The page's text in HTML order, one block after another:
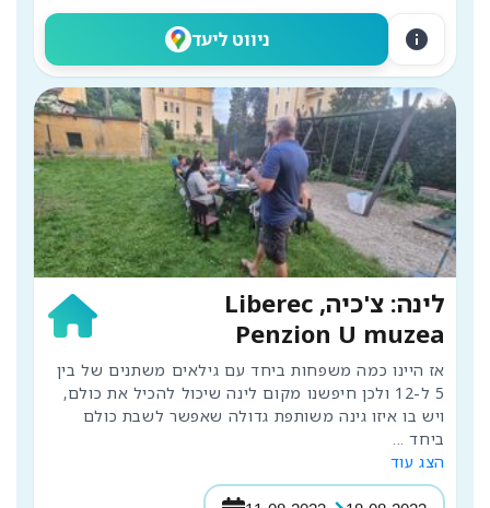
ניווט ליעד info
לינה: צ'כיה, Liberec
Penzion U muzea
ביחד
הצג עוד